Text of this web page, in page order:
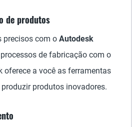
de produtos
precisos com o Autodesk
de fabricação com o
oferece a você as ferramentas
produtos inovadores.